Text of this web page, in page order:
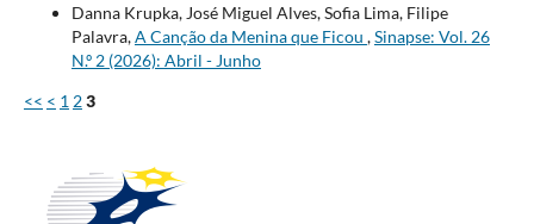
Danna Krupka, José Miguel Alves, Sofia Lima, Filipe
Palavra,A Canção da Menina que Ficou ,Sinapse: Vol. 26
N.º 2 (2026): Abril - Junho
<< < 1 23